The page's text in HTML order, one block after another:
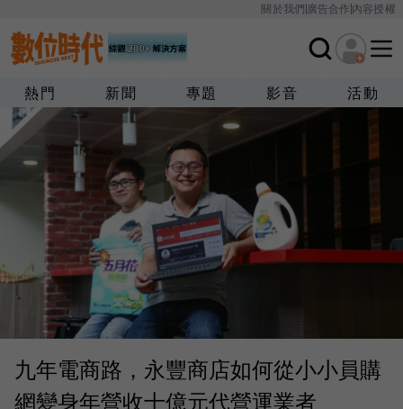
關於我們廣告合作內容授權
熱門 新聞 專題 影音 活動
九年電商路，永豐商店如何從小小員購
網變身年營收十億元代營運業者